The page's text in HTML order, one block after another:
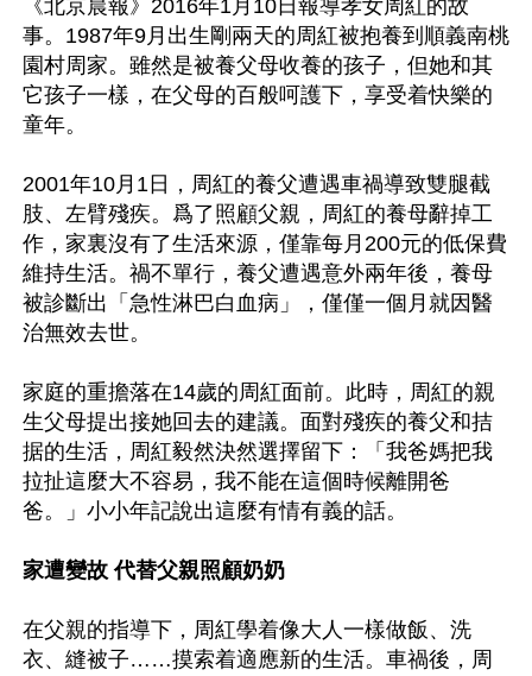
《北京晨報》2016年1月10日報導孝女周紅的故
事。1987年9月出生剛兩天的周紅被抱養到順義南桃
園村周家。雖然是被養父母收養的孩子，但她和其
它孩子一樣，在父母的百般呵護下，享受着快樂的
童年。
2001年10月1日，周紅的養父遭遇車禍導致雙腿截
肢、左臂殘疾。爲了照顧父親，周紅的養母辭掉工
作，家裏沒有了生活來源，僅靠每月200元的低保費
維持生活。禍不單行，養父遭遇意外兩年後，養母
被診斷出「急性淋巴白血病」，僅僅一個月就因醫
治無效去世。
家庭的重擔落在14歲的周紅面前。此時，周紅的親
生父母提出接她回去的建議。面對殘疾的養父和拮
据的生活，周紅毅然決然選擇留下：「我爸媽把我
拉扯這麼大不容易，我不能在這個時候離開爸
爸。」小小年記說出這麼有情有義的話。
家遭變故 代替父親照顧奶奶
在父親的指導下，周紅學着像大人一樣做飯、洗
衣、縫被子……摸索着適應新的生活。車禍後，周